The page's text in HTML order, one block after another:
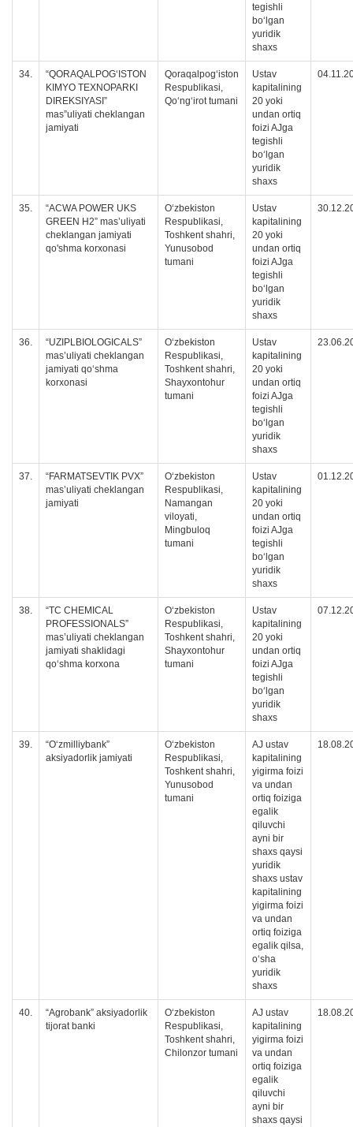
tegishli
boʻlgan
yuridik
shaxs
34.
“QORAQALPOG‘ISTON
KIMYO TEXNOPARKI
DIREKSIYASI”
mas”uliyati cheklangan
jamiyati
Qoraqalpogʻiston
Respublikasi,
Qoʻngʻirot tumani
Ustav
kapitalining
20 yoki
undan ortiq
foizi AJga
tegishli
boʻlgan
yuridik
shaxs
35.
“ACWA POWER UKS
GREEN H2” mas’uliyati
cheklangan jamiyati
qo'shma korxonasi
O‘zbekiston
Respublikasi,
Toshkent shahri,
Yunusobod
tumani
Ustav
kapitalining
20 yoki
undan ortiq
foizi AJga
tegishli
boʻlgan
yuridik
shaxs
36.
“UZIPLBIOLOGICALS”
mas’uliyati cheklangan
jamiyati qoʻshma
korxonasi
O‘zbekiston
Respublikasi,
Toshkent shahri,
Shayxontohur
tumani
Ustav
kapitalining
20 yoki
undan ortiq
foizi AJga
tegishli
boʻlgan
yuridik
shaxs
37.
“FARMATSEVTIK PVX”
masʼuliyati cheklangan
jamiyati
Oʻzbekiston
Respublikasi,
Namangan
viloyati,
Mingbuloq
tumani
Ustav
kapitalining
20 yoki
undan ortiq
foizi AJga
tegishli
boʻlgan
yuridik
shaxs
38.
“TC CHEMICAL
PROFESSIONALS”
mas’uliyati cheklangan
jamiyati shaklidagi
qo‘shma korxona
O‘zbekiston
Respublikasi,
Toshkent shahri,
Shayxontohur
tumani
Ustav
kapitalining
20 yoki
undan ortiq
foizi AJga
tegishli
boʻlgan
yuridik
shaxs
39.
“O‘zmilliybank”
aksiyadorlik jamiyati
O‘zbekiston
Respublikasi,
Toshkent shahri,
Yunusobod
tumani
AJ ustav
kapitalining
yigirma foizi
va undan
ortiq foiziga
egalik
qiluvchi
ayni bir
shaxs qaysi
yuridik
shaxs ustav
kapitalining
yigirma foizi
va undan
ortiq foiziga
egalik qilsa,
oʻsha
yuridik
shaxs
40.
“Agrobank” aksiyadorlik
tijorat banki
O‘zbekiston
Respublikasi,
Toshkent shahri,
Chilonzor tumani
AJ ustav
kapitalining
yigirma foizi
va undan
ortiq foiziga
egalik
qiluvchi
ayni bir
shaxs qaysi